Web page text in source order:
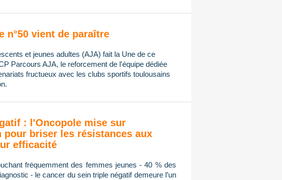
n°50 vient de paraître
et jeunes adultes (AJA) fait la Une de ce
Parcours AJA, le reforcement de l'équipe dédiée
fructueux avec les clubs sportifs toulousains
: l'Oncopole mise sur
pour briser les résistances aux
efficacité
fréquemment des femmes jeunes - 40 % des
- le cancer du sein triple négatif demeure l’un